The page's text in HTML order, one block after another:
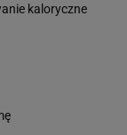
kaloryczne